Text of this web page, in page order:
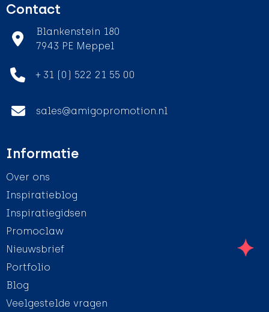
Contact
Blankenstein 180
7943 PE Meppel
+ 31 (0) 522 21 55 00
sales@amigopromotion.nl
Informatie
Over ons
Inspiratieblog
Inspiratiegidsen
Promoclaw
Nieuwsbrief
Portfolio
Blog
Veelgestelde vragen